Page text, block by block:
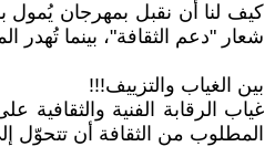
كيف لنا أن نقبل بمهرجان يُمول
شعار "دعم الثقافة"، بينما تُهدر
بين الغياب والتزييف!!!
غياب الرقابة الفنية
المطلوب من الثقافة أن تتحوّل